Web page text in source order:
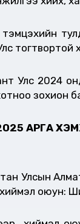
тэмцэхийн
тогтвортой
Улс 2024
зохион
АРГА
Улсын
оюун: